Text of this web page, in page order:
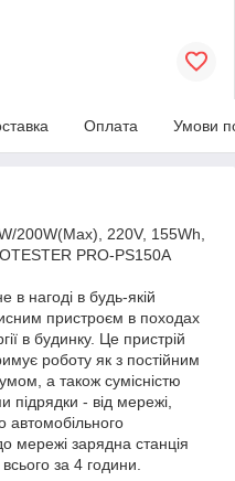
Оплата Умови
200W(Max), 220V, 155Wh,
PRO-PS150A
в нагоді в будь-якій
пристроєм в походах
в будинку. Це пристрій
роботу як з постійним
а також сумісністю
- від мережі,
автомобільного
мережі зарядна станція
за 4 години.